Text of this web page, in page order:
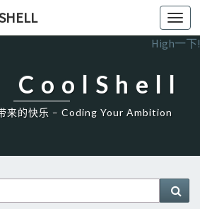
High一下!
CoolShell
来的快乐 – Coding Your Ambition